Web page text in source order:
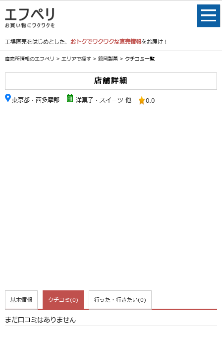
工場直売をはじめとした、 おトクでワクワクな直売情報をお届け！
直売所情報のエフペリ > エリアで探す > 舘岡製菓 > クチコミ一覧
店舗詳細
東京都・西多摩郡 洋菓子・スイーツ 他 0.0
基本情報 クチコミ(0) 行った・行きたい(0)
まだ口コミはありません